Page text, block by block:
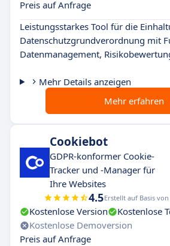
Preis auf Anfrage
Leistungsstarkes Tool für die
Datenschutzgrundverordnung mit
Datenmanagement,
Mehr Details anzeigen
Mehr erfahren
Cookiebot
GDPR-konformer Cookie-
Tracker und -Manager für
Ihre Websites
4.5Erstellt auf Basis von
Kostenlose Version
Kostenlose
Kostenlose Demoversion
Preis auf Anfrage